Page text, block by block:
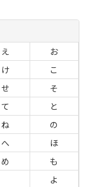
え
お
け
こ
せ
そ
て
と
ね
の
へ
ほ
め
も
よ